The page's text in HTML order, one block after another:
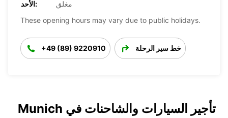
الأحد:
مغلق
These opening hours may vary due to public holidays.
+49 (89) 9220910 خط سير الرحلة
تأجير السيارات والشاحنات في Munich